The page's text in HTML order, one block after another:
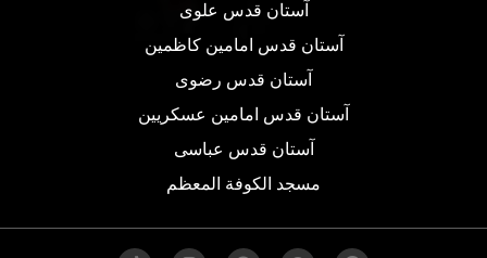
آستان قدس علوی
آستان قدس امامین کاظمین
آستان قدس رضوی
آستان قدس امامین عسکریین
آستان قدس عباسی
مسجد الكوفة المعظم